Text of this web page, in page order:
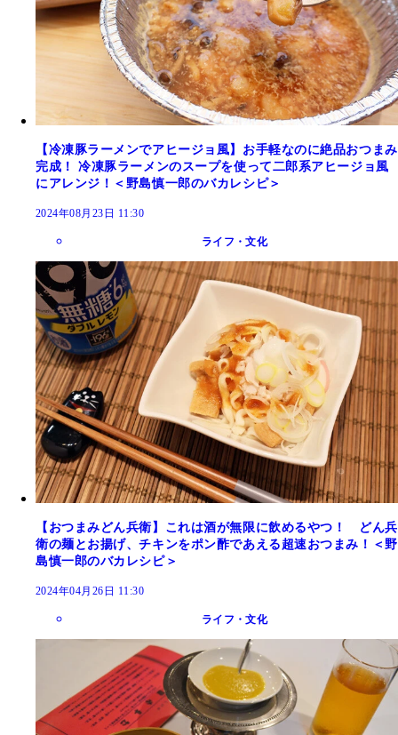
【冷凍豚ラーメンでアヒージョ風】お手軽なのに絶品おつまみ
完成！ 冷凍豚ラーメンのスープを使って二郎系アヒージョ風
にアレンジ！＜野島慎一郎のバカレシピ＞
2024年08月23日 11:30
ライフ・文化
【おつまみどん兵衛】これは酒が無限に飲めるやつ！ どん兵
衛の麺とお揚げ、チキンをポン酢であえる超速おつまみ！＜野
島慎一郎のバカレシピ＞
2024年04月26日 11:30
ライフ・文化